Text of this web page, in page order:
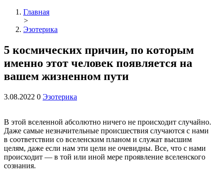
Главная
>
Эзотерика
5 космических причин, по которым
именно этот человек появляется на
вашем жизненном пути
3.08.2022 0 Эзотерика
В этой вселенной абсолютно ничего не происходит случайно.
Даже самые незначительные происшествия случаются с нами
в соответствии со вселенским планом и служат высшим
целям, даже если нам эти цели не очевидны. Все, что с нами
происходит — в той или иной мере проявление вселенского
сознания.